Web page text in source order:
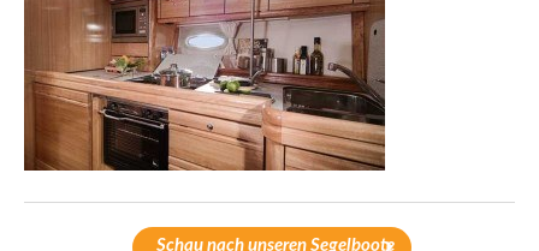
Schau nach unseren Segelboote